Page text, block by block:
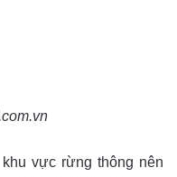
vực rừng thông nên